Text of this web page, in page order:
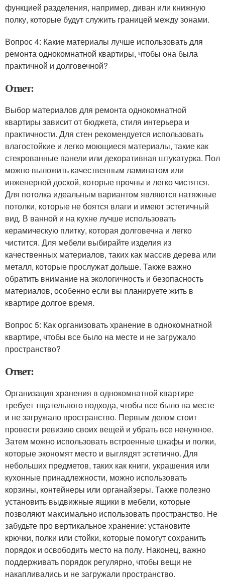
функцией разделения, например, диван или книжную
полку, которые будут служить границей между зонами.
Вопрос 4: Какие материалы лучше использовать для
ремонта однокомнатной квартиры, чтобы она была
практичной и долговечной?
Ответ:
Выбор материалов для ремонта однокомнатной
квартиры зависит от бюджета, стиля интерьера и
практичности. Для стен рекомендуется использовать
влагостойкие и легко моющиеся материалы, такие как
стекрованные панели или декоративная штукатурка. Пол
можно выложить качественным ламинатом или
инженерной доской, которые прочны и легко чистятся.
Для потолка идеальным вариантом являются натяжные
потолки, которые не боятся влаги и имеют эстетичный
вид. В ванной и на кухне лучше использовать
керамическую плитку, которая долговечна и легко
чистится. Для мебели выбирайте изделия из
качественных материалов, таких как массив дерева или
металл, которые прослужат дольше. Также важно
обратить внимание на экологичность и безопасность
материалов, особенно если вы планируете жить в
квартире долгое время.
Вопрос 5: Как организовать хранение в однокомнатной
квартире, чтобы все было на месте и не загружало
пространство?
Ответ:
Организация хранения в однокомнатной квартире
требует тщательного подхода, чтобы все было на месте
и не загружало пространство. Первым делом стоит
провести ревизию своих вещей и убрать все ненужное.
Затем можно использовать встроенные шкафы и полки,
которые экономят место и выглядят эстетично. Для
небольших предметов, таких как книги, украшения или
кухонные принадлежности, можно использовать
корзины, контейнеры или органайзеры. Также полезно
установить выдвижные ящики в мебели, которые
позволяют максимально использовать пространство. Не
забудьте про вертикальное хранение: установите
крючки, полки или стойки, которые помогут сохранить
порядок и освободить место на полу. Наконец, важно
поддерживать порядок регулярно, чтобы вещи не
накапливались и не загружали пространство.